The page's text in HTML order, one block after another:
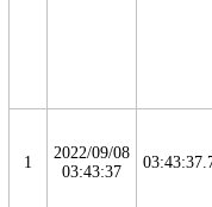
1
2022/09/08
03:43:37